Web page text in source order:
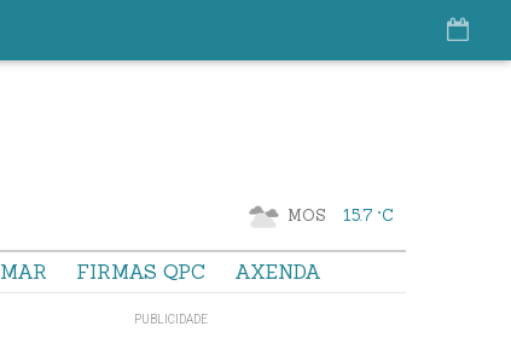
MOS 15.7 °C
MAR FIRMAS QPC AXENDA